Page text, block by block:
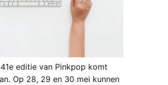
editie van Pinkpop komt
Op 28, 29 en 30 mei kunnen